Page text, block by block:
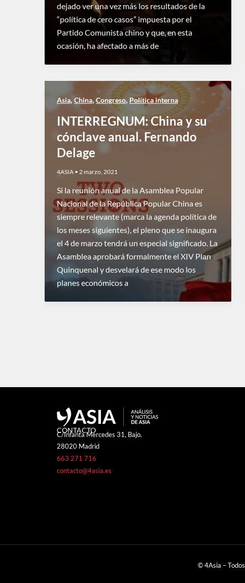
dejado ver una vez más los resultados de la
“política de cero casos” impuesta por el
Partido Comunista chino y que, en esta
ocasión, ha afectado a más de
Asia, China,Congreso, Política interna
INTERREGNUM: China y su
cónclave anual. Fernando
Delage
4ASIA • 2 marzo, 2021
Si la reunión anual de la Asamblea Popular
Nacional de la República Popular China es
siempre relevante (marca la agenda política de
los meses siguientes), el pleno que se inaugura
el 4 de marzo tendrá un especial significado. La
Asamblea aprobará formalmente el XIV Plan
Quinquenal y desvelará de ese modo los
planes económicos a
CONTACTO
C/Infanta Mercedes 31, Bajo.
28020 Madrid
663 271 716
contacto@4asia.es
© 4Asia –